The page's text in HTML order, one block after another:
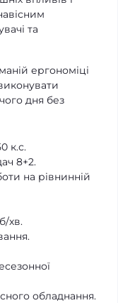
та
ергономіці
дня без
к.с.
8+2.
на рівнинній
хв.
обладнання.